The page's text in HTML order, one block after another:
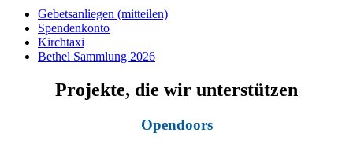
Gebetsanliegen (mitteilen)
Spendenkonto
Kirchtaxi
Bethel Sammlung 2026
Projekte, die wir unterstützen
Opendoors